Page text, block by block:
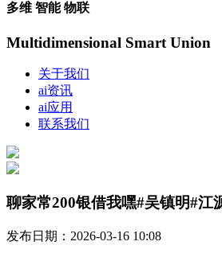
多维 智能 物联
Multidimensional Smart Union
关于我们
ai资讯
ai应用
联系我们
聊家常200银借我嘿#吴镇明#江
发布日期：2026-03-16 10:08